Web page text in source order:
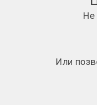
Не
Или